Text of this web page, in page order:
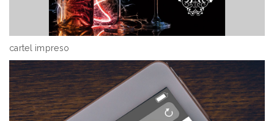
cartel impreso